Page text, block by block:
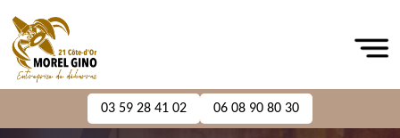
03 59 28 41 02 06 08 90 80 30